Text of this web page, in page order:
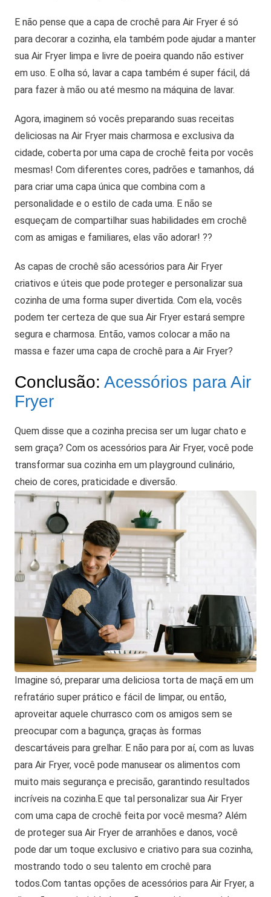
E não pense que a capa de crochê para Air Fryer é só
para decorar a cozinha, ela também pode ajudar a manter
sua Air Fryer limpa e livre de poeira quando não estiver
em uso. E olha só, lavar a capa também é super fácil, dá
para fazer à mão ou até mesmo na máquina de lavar.
Agora, imaginem só vocês preparando suas receitas
deliciosas na Air Fryer mais charmosa e exclusiva da
cidade, coberta por uma capa de crochê feita por vocês
mesmas! Com diferentes cores, padrões e tamanhos, dá
para criar uma capa única que combina com a
personalidade e o estilo de cada uma. E não se
esqueçam de compartilhar suas habilidades em crochê
com as amigas e familiares, elas vão adorar! ??
As capas de crochê são acessórios para Air Fryer
criativos e úteis que pode proteger e personalizar sua
cozinha de uma forma super divertida. Com ela, vocês
podem ter certeza de que sua Air Fryer estará sempre
segura e charmosa. Então, vamos colocar a mão na
massa e fazer uma capa de crochê para a Air Fryer?
Conclusão: Acessórios para Air
Fryer
Quem disse que a cozinha precisa ser um lugar chato e
sem graça? Com os acessórios para Air Fryer, você pode
transformar sua cozinha em um playground culinário,
cheio de cores, praticidade e diversão.
Imagine só, preparar uma deliciosa torta de maçã em um
refratário super prático e fácil de limpar, ou então,
aproveitar aquele churrasco com os amigos sem se
preocupar com a bagunça, graças às formas
descartáveis para grelhar. E não para por aí, com as luvas
para Air Fryer, você pode manusear os alimentos com
muito mais segurança e precisão, garantindo resultados
incríveis na cozinha.E que tal personalizar sua Air Fryer
com uma capa de crochê feita por você mesma? Além
de proteger sua Air Fryer de arranhões e danos, você
pode dar um toque exclusivo e criativo para sua cozinha,
mostrando todo o seu talento em crochê para
todos.Com tantas opções de acessórios para Air Fryer, a